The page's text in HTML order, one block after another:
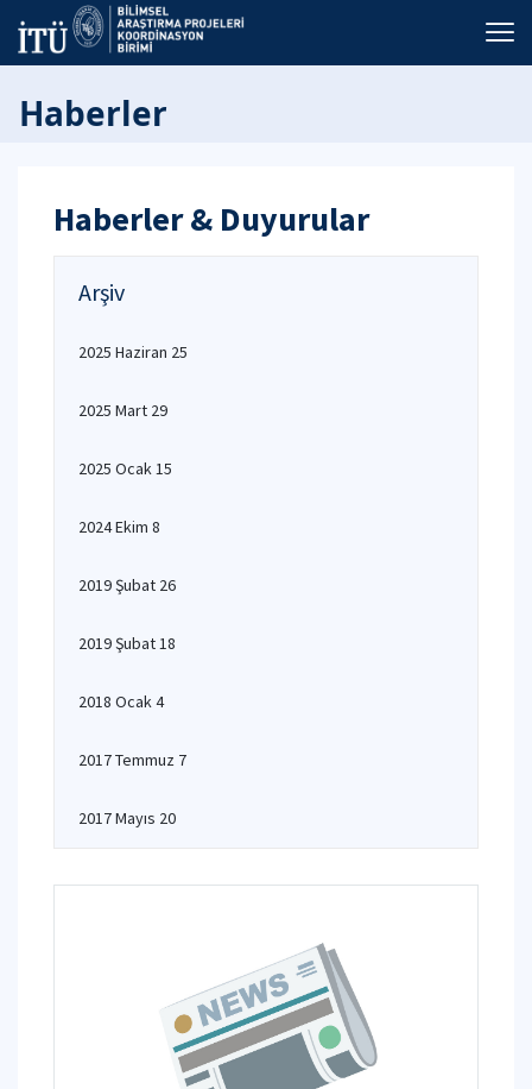
Haberler
Haberler & Duyurular
Arşiv
2025 Haziran 25
2025 Mart 29
2025 Ocak 15
2024 Ekim 8
2019 Şubat 26
2019 Şubat 18
2018 Ocak 4
2017 Temmuz 7
2017 Mayıs 20